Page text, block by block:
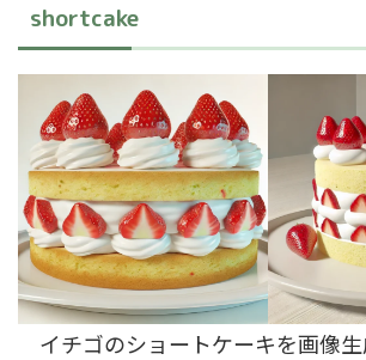
shortcake
イチゴのショートケーキを画像